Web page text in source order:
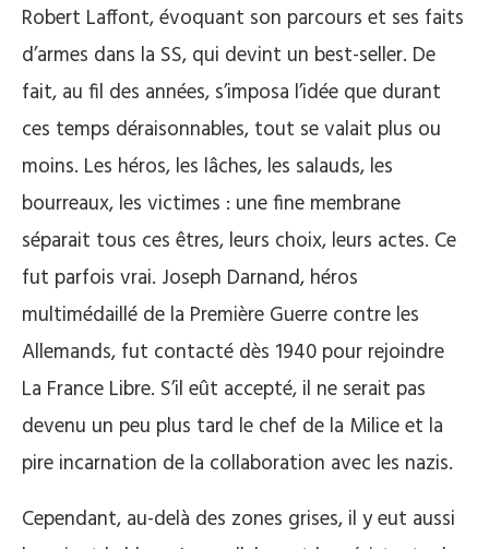
Robert Laffont, évoquant son parcours et ses faits
d’armes dans la SS, qui devint un best-seller. De
fait, au fil des années, s’imposa l’idée que durant
ces temps déraisonnables, tout se valait plus ou
moins. Les héros, les lâches, les salauds, les
bourreaux, les victimes : une fine membrane
séparait tous ces êtres, leurs choix, leurs actes. Ce
fut parfois vrai. Joseph Darnand, héros
multimédaillé de la Première Guerre contre les
Allemands, fut contacté dès 1940 pour rejoindre
La France Libre. S’il eût accepté, il ne serait pas
devenu un peu plus tard le chef de la Milice et la
pire incarnation de la collaboration avec les nazis.
Cependant, au-delà des zones grises, il y eut aussi